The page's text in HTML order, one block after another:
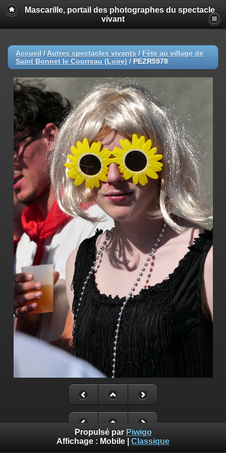
Mascarille, portail des photographes du spectacle
vivant
Accueil / Autres spectacles vivants / Fête au village de
Saint Bonnet le Courreau (Loire) / PEZR5978
Propulsé par Piwigo
Affichage : Mobile Classique